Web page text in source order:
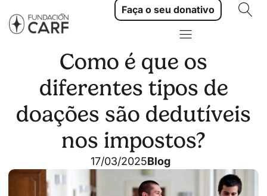
Faça o seu donativo
Como é que os
diferentes tipos de
doações são dedutíveis
nos impostos?
17/03/2025Blog